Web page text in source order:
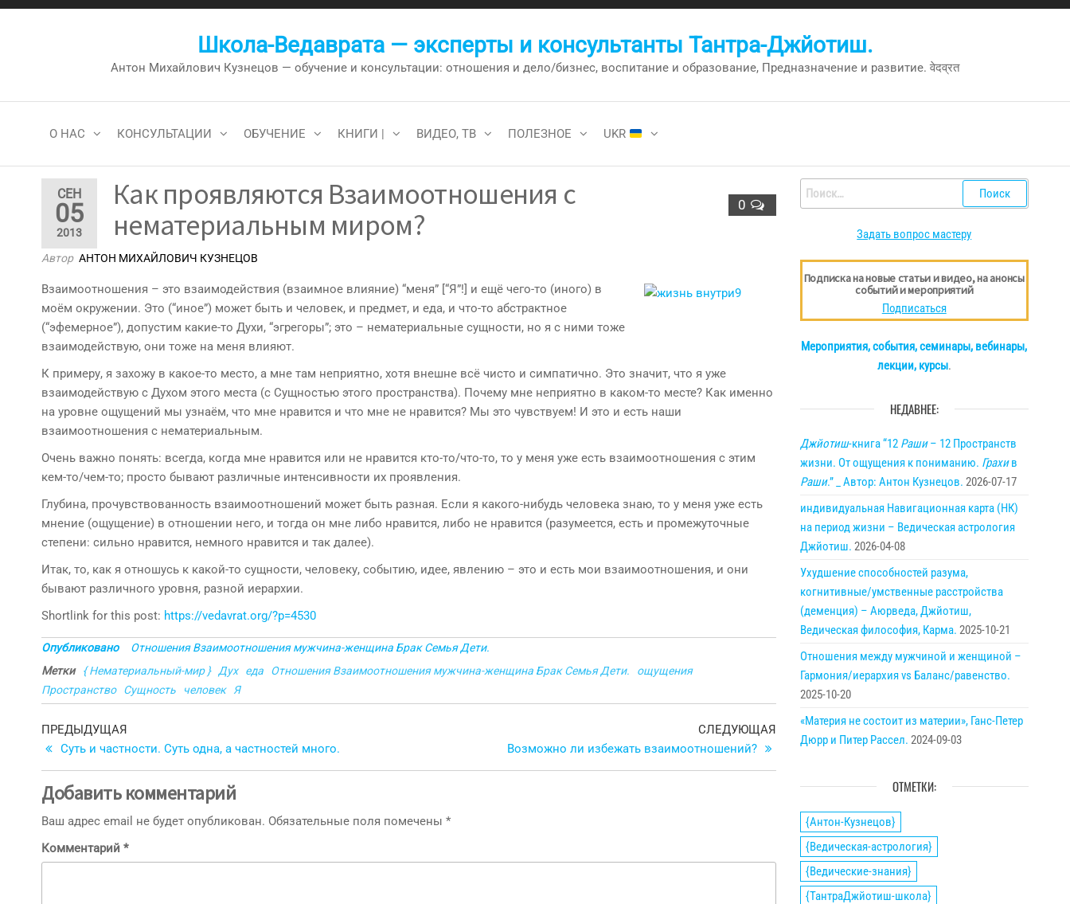
Перейти
Школа-Ведаврата — эксперты и консультанты Тантра-Джйотиш.
Антон Михайлович Кузнецов — обучение и консультации: отношения и дело/бизнес, воспитание и образование, Предназначение и развитие. वेदव्रत
О НАС КОНСУЛЬТАЦИИ ОБУЧЕНИЕ КНИГИ | ВИДЕО, ТВ ПОЛЕЗНОЕ UKR
СЕН
05
2013
0
Как проявляются Взаимоотношения с
нематериальным миром?
Автор АНТОН МИХАЙЛОВИЧ КУЗНЕЦОВ
Взаимоотношения – это взаимодействия (взаимное влияние) “меня” [“Я”!] и ещё чего-то (иного) в
моём окружении. Это (“иное”) может быть и человек, и предмет, и еда, и что-то абстрактное
(“эфемерное”), допустим какие-то Духи, “эгрегоры”; это – нематериальные сущности, но я с ними тоже
взаимодействую, они тоже на меня влияют.
К примеру, я захожу в какое-то место, а мне там неприятно, хотя внешне всё чисто и симпатично. Это значит, что я уже
взаимодействую с Духом этого места (с Сущностью этого пространства). Почему мне неприятно в каком-то месте? Как именно
на уровне ощущений мы узнаём, что мне нравится и что мне не нравится? Мы это чувствуем! И это и есть наши
взаимоотношения с нематериальным.
Очень важно понять: всегда, когда мне нравится или не нравится кто-то/что-то, то у меня уже есть взаимоотношения с этим
кем-то/чем-то; просто бывают различные интенсивности их проявления.
Глубина, прочувствованность взаимоотношений может быть разная. Если я какого-нибудь человека знаю, то у меня уже есть
мнение (ощущение) в отношении него, и тогда он мне либо нравится, либо не нравится (разумеется, есть и промежуточные
степени: сильно нравится, немного нравится и так далее).
Итак, то, как я отношусь к какой-то сущности, человеку, событию, идее, явлению – это и есть мои взаимоотношения, и они
бывают различного уровня, разной иерархии.
Shortlink for this post: https://vedavrat.org/?p=4530
Опубликовано
Отношения Взаимоотношения мужчина-женщина Брак Семья Дети.
Метки
{ Нематериальный-мир } Дух еда Отношения Взаимоотношения мужчина-женщина Брак Семья Дети.
ощущения
Пространство
Сущность человек Я
Навигация
по
записям
Предыдущая
запись
ПРЕДЫДУЩАЯ
Суть и частности. Суть одна, а частностей много.
Следующая
запись
СЛЕДУЮЩАЯ
Возможно ли избежать взаимоотношений?
Добавить комментарий
Ваш адрес email не будет опубликован. Обязательные поля помечены *
Комментарий *
Найти:
Задать вопрос мастеру
Подписка на новые статьи и видео, на анонсы
событий и мероприятий
Подписаться
Мероприятия, события, семинары, вебинары,
лекции, курсы.
НЕДАВНЕЕ:
Джйотиш-книга “12 Раши– 12 Пространств
жизни. От ощущения к пониманию. Грахив
Раши.” _ Автор: Антон Кузнецов. 2026-07-17
индивидуальная Навигационная карта (НК)
на период жизни – Ведическая астрология
Джйотиш. 2026-04-08
Ухудшение способностей разума,
когнитивные/умственные расстройства
(деменция) – Аюрведа, Джйотиш,
Ведическая философия, Карма. 2025-10-21
Отношения между мужчиной и женщиной –
Гармония/иерархия vs Баланс/равенство.
2025-10-20
«Материя не состоит из материи», Ганс-Петер
Дюрр и Питер Рассел. 2024-09-03
ОТМЕТКИ:
{Антон-Кузнецов}
{Ведическая-астрология}
{Ведические-знания}
{ТантраДжйотиш-школа}